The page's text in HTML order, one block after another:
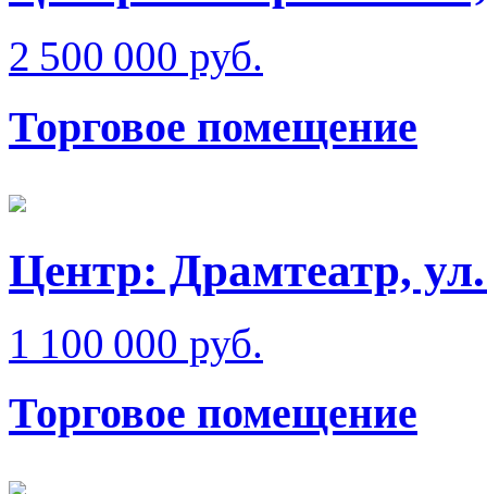
2 500 000 руб.
Торговое помещение
Центр: Драмтеатр,
1 100 000 руб.
Торговое помещение